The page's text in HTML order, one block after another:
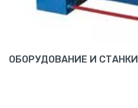
ОБОРУДОВАНИЕ И СТАНКИ